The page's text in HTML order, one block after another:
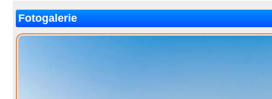
Fotogalerie